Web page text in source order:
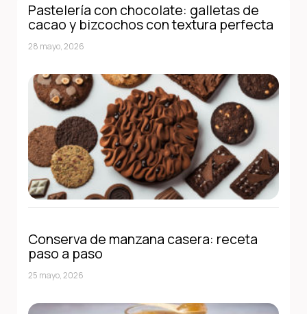
Pastelería con chocolate: galletas de
cacao y bizcochos con textura perfecta
28 mayo, 2026
Conserva de manzana casera: receta
paso a paso
25 mayo, 2026